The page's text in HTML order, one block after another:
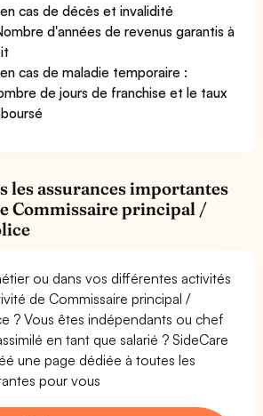
cas de décès et invalidité
d'années de revenus garantis à
cas de maladie temporaire :
de jours de franchise et le taux
les assurances importantes
Commissaire principal /
ou dans vos différentes activités
de Commissaire principal /
? Vous êtes indépendants ou chef
en tant que salarié ? SideCare
une page dédiée à toutes les
pour vous